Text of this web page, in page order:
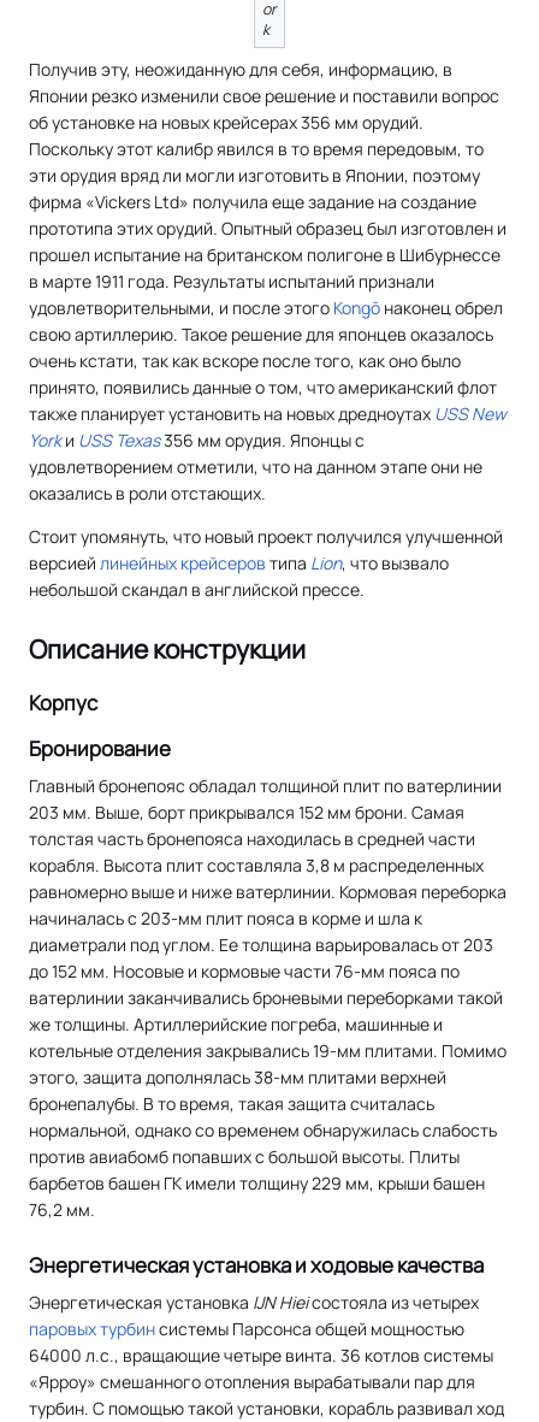
or
k
Получив эту, неожиданную для себя, информацию, в
Японии резко изменили свое решение и поставили вопрос
об установке на новых крейсерах 356 мм орудий.
Поскольку этот калибр явился в то время передовым, то
эти орудия вряд ли могли изготовить в Японии, поэтому
фирма «Vickers Ltd» получила еще задание на создание
прототипа этих орудий. Опытный образец был изготовлен и
прошел испытание на британском полигоне в Шибурнессе
в марте 1911 года. Результаты испытаний признали
удовлетворительными, и после этого Kongō наконец обрел
свою артиллерию. Такое решение для японцев оказалось
очень кстати, так как вскоре после того, как оно было
принято, появились данные о том, что американский флот
также планирует установить на новых дредноутах USS New
Yorkи USS Texas356 мм орудия. Японцы с
удовлетворением отметили, что на данном этапе они не
оказались в роли отстающих.
Стоит упомянуть, что новый проект получился улучшенной
версией линейных крейсеров типа Lion, что вызвало
небольшой скандал в английской прессе.
Описание конструкции
Корпус
Бронирование
Главный бронепояс обладал толщиной плит по ватерлинии
203 мм. Выше, борт прикрывался 152 мм брони. Самая
толстая часть бронепояса находилась в средней части
корабля. Высота плит составляла 3,8 м распределенных
равномерно выше и ниже ватерлинии. Кормовая переборка
начиналась с 203-мм плит пояса в корме и шла к
диаметрали под углом. Ее толщина варьировалась от 203
до 152 мм. Носовые и кормовые части 76-мм пояса по
ватерлинии заканчивались броневыми переборками такой
же толщины. Артиллерийские погреба, машинные и
котельные отделения закрывались 19-мм плитами. Помимо
этого, защита дополнялась 38-мм плитами верхней
бронепалубы. В то время, такая защита считалась
нормальной, однако со временем обнаружилась слабость
против авиабомб попавших с большой высоты. Плиты
барбетов башен ГК имели толщину 229 мм, крыши башен
76,2 мм.
Энергетическая установка и ходовые качества
Энергетическая установка IJN Hieiсостояла из четырех
паровых турбинсистемы Парсонса общей мощностью
64000 л.с., вращающие четыре винта. 36 котлов системы
«Ярроу» смешанного отопления вырабатывали пар для
турбин. С помощью такой установки, корабль развивал ход